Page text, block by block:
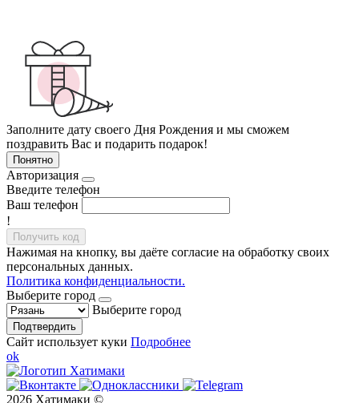
Заполните дату своего Дня Рождения и мы сможем
поздравить Вас и подарить подарок!
Понятно
Авторизация
Введите телефон
Ваш телефон
!
Получить код
Нажимая на кнопку, вы даёте согласие на обработку своих
персональных данных.
Политика конфиденциальности.
Выберите город
Выберите город
Подтвердить
Сайт использует куки Подробнее
ok
2026 Хатимаки ©